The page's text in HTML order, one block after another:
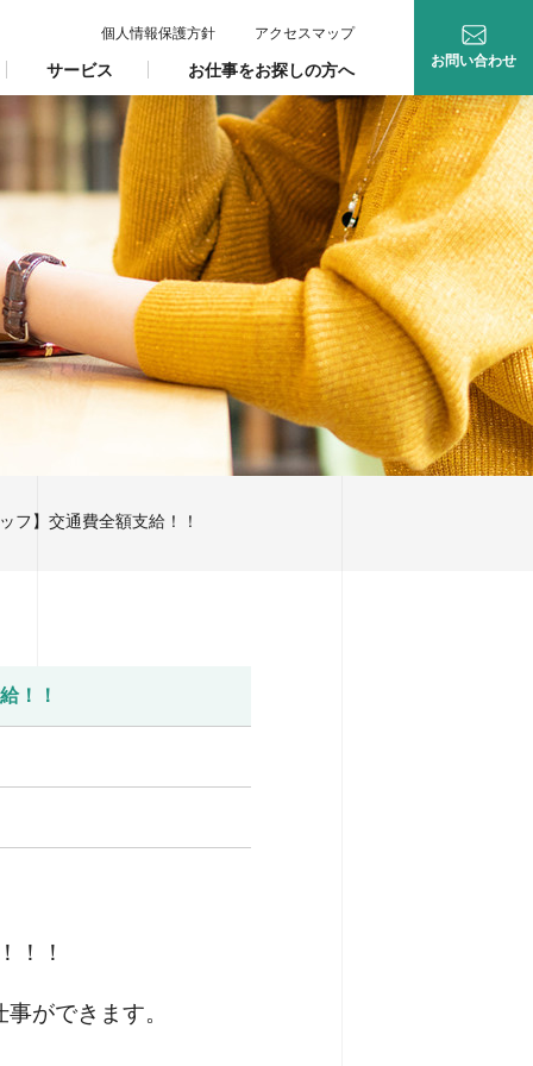
サービス お仕事をお探しの方へ
個人情報保護方針
アクセスマップ
お問い合わせ
フ】交通費全額支給！！
！！
！！
ができます。